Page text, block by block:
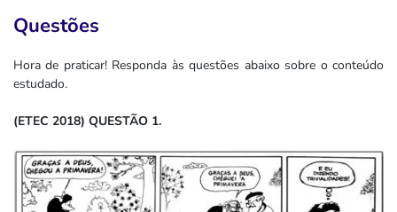
Questões
Hora de praticar! Responda às questões abaixo sobre o conteúdo
estudado.
(ETEC 2018) QUESTÃO 1.